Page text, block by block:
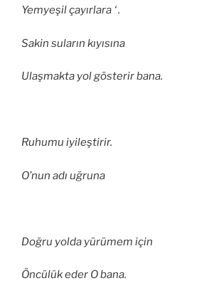
Yemyeşil çayırlara ‘ .
Sakin suların kıyısına
Ulaşmakta yol gösterir bana.
Ruhumu iyileştirir.
O’nun adı uğruna
Doğru yolda yürümem için
Öncülük eder O bana.